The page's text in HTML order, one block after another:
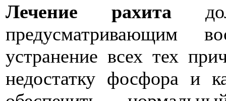
Лечение рахита
предусматривающим
устранение всех тех
недостатку фосфора и